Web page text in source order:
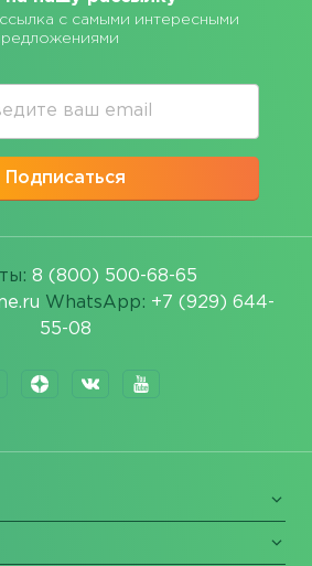
с самыми интересными
Подписаться
8 (800) 500-68-65
WhatsApp: +7 (929) 644-
55-08